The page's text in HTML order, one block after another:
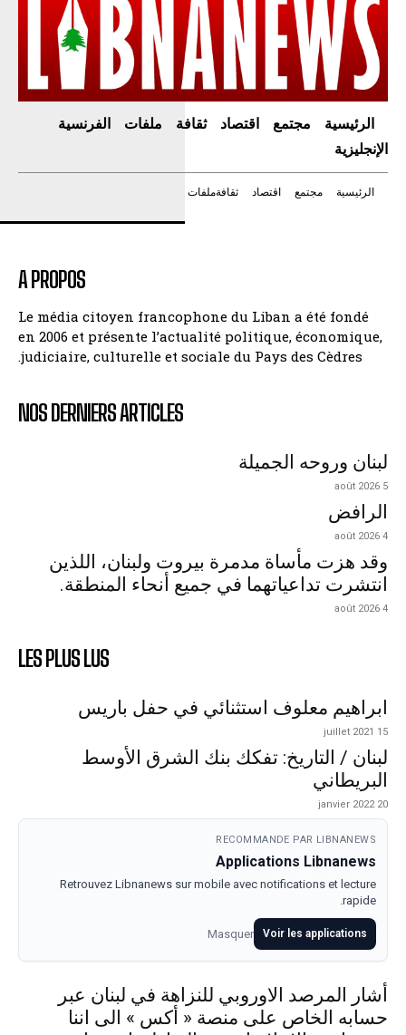
الرئيسية مجتمع اقتصاد ثقافة ملفات
الفرنسية
الإنجليزية
الرئيسية مجتمع اقتصاد ثقافةملفات
A PROPOS
Le média citoyen francophone du Liban a été fondé
en 2006 et présente l’actualité politique, économique,
judiciaire, culturelle et sociale du Pays des Cèdres.
NOS DERNIERS ARTICLES
لبنان وروحه الجميلة
5 août 2026
الرافض
4 août 2026
وقد هزت مأساة مدمرة بيروت ولبنان، اللذين
انتشرت تداعياتهما في جميع أنحاء المنطقة.
4 août 2026
LES PLUS LUS
ابراهيم معلوف استثنائي في حفل باريس
15 juillet 2021
لبنان / التاريخ: تفكك بنك الشرق الأوسط
البريطاني
20 janvier 2022
RECOMMANDE PAR LIBNANEWS
Applications Libnanews
Retrouvez Libnanews sur mobile avec notifications et lecture
rapide.
Voir les applications
Masquer
أشار المرصد الاوروبي للنزاهة في لبنان عبر
حسابه الخاص على منصة « أكس » الى اننا